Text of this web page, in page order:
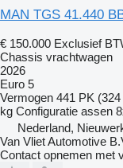
MAN TGS 41.440
€ 150.000 Exclusief
Chassis vrachtwagen
2026
Euro 5
Vermogen 441 PK
kg Configuratie assen
Nederland,
Van Vliet Automotive
Contact opnemen met